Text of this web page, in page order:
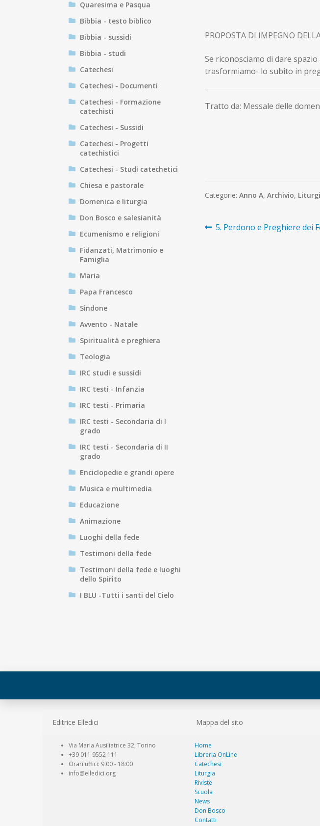
PROPOSTA DI IMPEGNO
Se riconosciamo di dare
trasformiamo- lo subito in
Tratto da: Messale delle
Categorie: Anno A, Archivio,
Navigazione
Articolo
5. Perdono e Preghiere dei
Quaresima e Pasqua
Bibbia - testo biblico
Bibbia - sussidi
Bibbia - studi
Catechesi
Catechesi - Documenti
Catechesi - Formazione
catechisti
Catechesi - Sussidi
Catechesi - Progetti
catechistici
Catechesi - Studi catechetici
Chiesa e pastorale
Domenica e liturgia
Don Bosco e salesianità
Ecumenismo e religioni
Fidanzati, Matrimonio e
Famiglia
Maria
Papa Francesco
Sindone
Avvento - Natale
Spiritualità e preghiera
Teologia
IRC studi e sussidi
IRC testi - Infanzia
IRC testi - Primaria
IRC testi - Secondaria di I
grado
IRC testi - Secondaria di II
grado
Enciclopedie e grandi opere
Musica e multimedia
Educazione
Animazione
Luoghi della fede
Testimoni della fede
Testimoni della fede e luoghi
dello Spirito
I BLU -Tutti i santi del Cielo
Editrice Elledici Mappa del sito
Via Maria Ausiliatrice 32, Torino
+39 011 9552 111
Orari uffici: 9.00 - 18:00
info@elledici.org
Home
Libreria OnLine
Catechesi
Liturgia
Riviste
Scuola
News
Don Bosco
Contatti